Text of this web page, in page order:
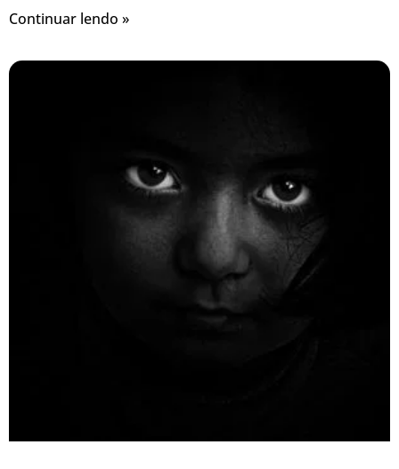
Continuar lendo »